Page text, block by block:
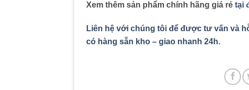
Xem thêm sản phẩm chính hãng giá rẻ tại
Liên hệ với chúng tôi để được tư vấn và
có hàng sẵn kho – giao nhanh 24h.